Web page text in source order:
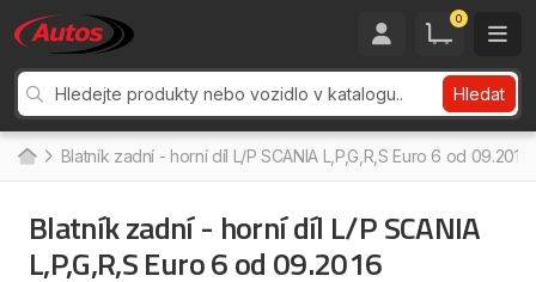
0
Hledat
Blatník zadní - horní díl L/P SCANIA L,P,G,R,S Euro 6 od 09.2016
Blatník zadní - horní díl L/P SCANIA
L,P,G,R,S Euro 6 od 09.2016